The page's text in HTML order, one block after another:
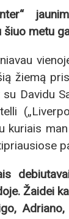
šiuo metu
žiemą
Davidu
kuriais
Žaidei